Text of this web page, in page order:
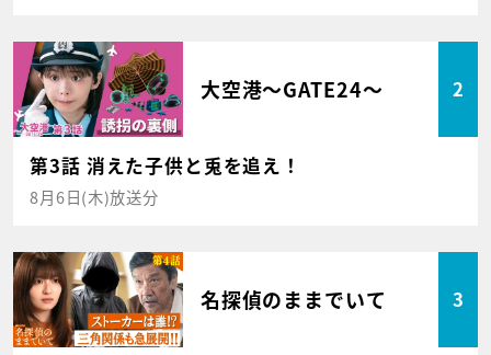
大空港～GATE24～ 2
第3話 消えた子供と兎を追え！
8月6日(木)放送分
名探偵のままでいて 3